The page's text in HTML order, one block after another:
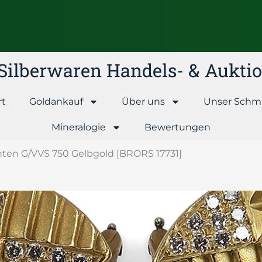
Handels- &
Goldankauf Über uns Unser
Mineralogie Bewertungen
G/VVS 750 Gelbgold [BRORS 17731]